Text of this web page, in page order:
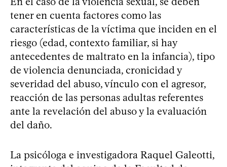
tener en cuenta factores como las
características de la víctima que inciden en el
riesgo (edad, contexto familiar, si hay
antecedentes de maltrato en la infancia), tipo
de violencia denunciada, cronicidad y
severidad del abuso, vínculo con el agresor,
reacción de las personas adultas referentes
ante la revelación del abuso y la evaluación
del daño.
La psicóloga e investigadora Raquel Galeotti,